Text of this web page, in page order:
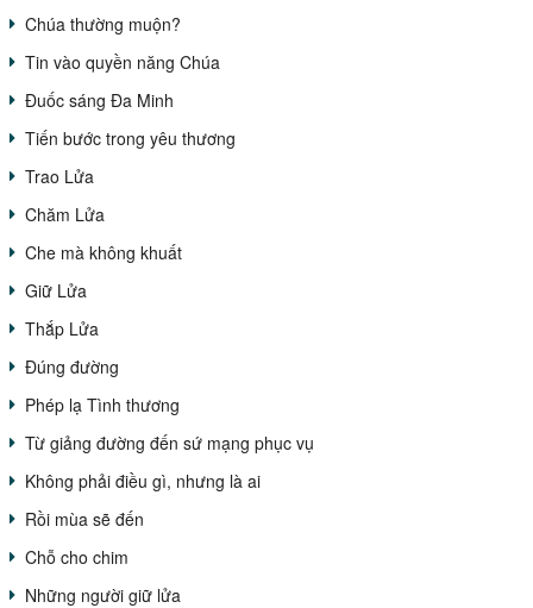
Chúa thường muộn?
Tin vào quyền năng Chúa
Đuốc sáng Đa Minh
Tiến bước trong yêu thương
Trao Lửa
Chăm Lửa
Che mà không khuất
Giữ Lửa
Thắp Lửa
Đúng đường
Phép lạ Tình thương
Từ giảng đường đến sứ mạng phục vụ
Không phải điều gì, nhưng là ai
Rồi mùa sẽ đến
Chỗ cho chim
Những người giữ lửa